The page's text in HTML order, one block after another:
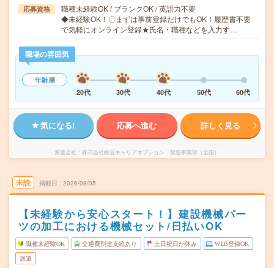
応募資格
職種未経験OK / ブランクOK / 英語力不要
◆未経験OK！〇まずは事前登録だけでもOK！履歴書不要
で気軽にオンライン登録★氏名・職種などを入力す…
職場の雰囲気
年齢層
20代
30代 40代 50代 60代
気になる! 応募へ進む 詳しく見る
派遣会社 株式会社綜合キャリアオプション 製造事業部（全国）
未読 掲載日 2026/08/05
【未経験から安心スタート！】建設機械パー
ツの加工における機械セット/日払いOK
職種未経験OK 交通費別途支給あり 土日祝日が休み WEB登録OK
派遣